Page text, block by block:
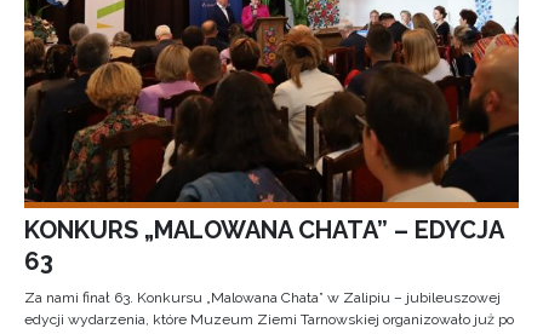
KONKURS „MALOWANA CHATA” – EDYCJA
63
Za nami finał 63. Konkursu „Malowana Chata” w Zalipiu – jubileuszowej
edycji wydarzenia, które Muzeum Ziemi Tarnowskiej organizowało już po